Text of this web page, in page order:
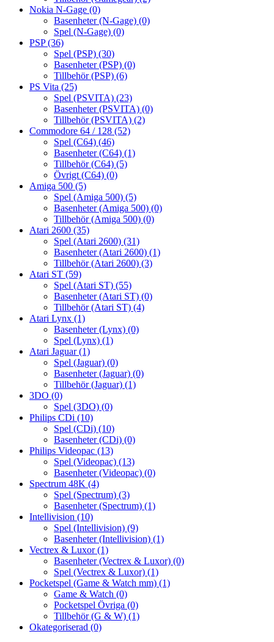
Nokia N-Gage (0)
Basenheter (N-Gage) (0)
Spel (N-Gage) (0)
PSP(36)
Spel (PSP) (30)
Basenheter (PSP) (0)
Tillbehör (PSP) (6)
PS Vita (25)
Spel (PSVITA) (23)
Basenheter (PSVITA) (0)
Tillbehör (PSVITA) (2)
Commodore 64 / 128 (52)
Spel (C64) (46)
Basenheter (C64) (1)
Tillbehör (C64) (5)
Övrigt (C64) (0)
Amiga 500 (5)
Spel (Amiga 500) (5)
Basenheter (Amiga 500) (0)
Tillbehör (Amiga 500) (0)
Atari 2600 (35)
Spel (Atari 2600) (31)
Basenheter (Atari 2600) (1)
Tillbehör (Atari 2600) (3)
Atari ST (59)
Spel (Atari ST) (55)
Basenheter (Atari ST) (0)
Tillbehör (Atari ST) (4)
Atari Lynx (1)
Basenheter (Lynx) (0)
Spel (Lynx) (1)
Atari Jaguar(1)
Spel (Jaguar) (0)
Basenheter (Jaguar) (0)
Tillbehör (Jaguar) (1)
3DO (0)
Spel (3DO) (0)
Philips CDi (10)
Spel (CDi) (10)
Basenheter (CDi) (0)
Philips Videopac (13)
Spel (Videopac) (13)
Basenheter (Videopac) (0)
Spectrum 48K (4)
Spel (Spectrum) (3)
Basenheter (Spectrum) (1)
Intellivision (10)
Spel (Intellivision) (9)
Basenheter (Intellivision) (1)
Vectrex & Luxor(1)
Basenheter (Vectrex & Luxor) (0)
Spel (Vectrex & Luxor) (1)
Pocketspel (Game & Watch mm) (1)
Game & Watch (0)
Pocketspel Övriga (0)
Tillbehör (G & W) (1)
Okategoriserad (0)